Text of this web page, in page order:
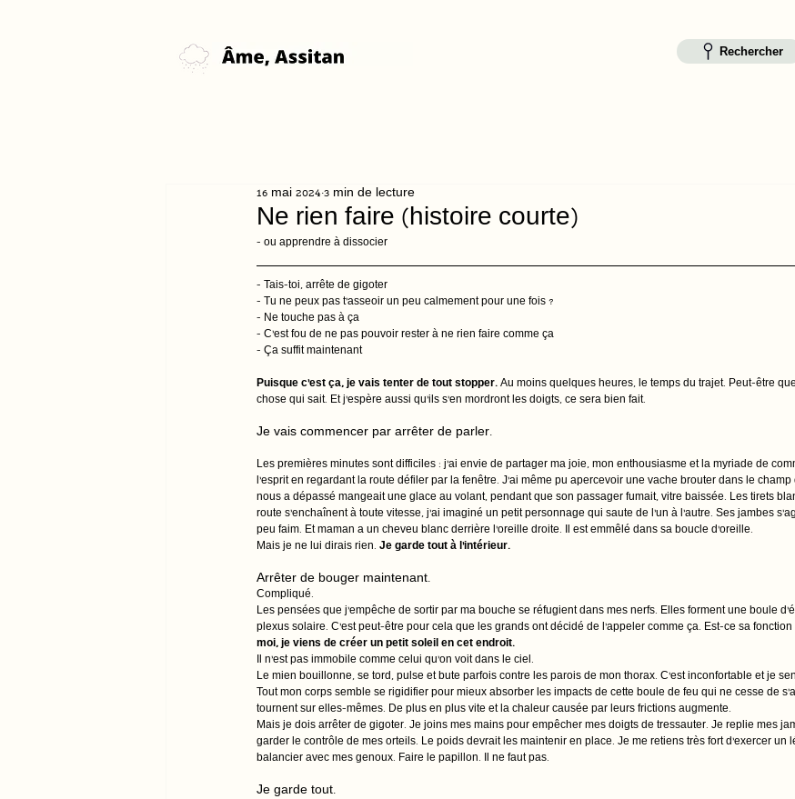
Rechercher
Ne rien faire (histoire courte)
16 mai 2024 3 min de lecture
- ou apprendre à dissocier
- Tais-toi, arrête de gigoter
- Tu ne peux pas t’asseoir un peu calmement pour une fois ?
- Ne touche pas à ça
- C’est fou de ne pas pouvoir rester à ne rien faire comme ça
- Ça suffit maintenant
Puisque c’est ça, je vais tenter de tout stopper. Au moins quelques heures, le temps du trajet. Peut-être
chose qui sait. Et j’espère aussi qu’ils s’en mordront les doigts, ce sera bien fait.
Je vais commencer par arrêter de parler.
Les premières minutes sont difficiles : j’ai envie de partager ma joie, mon enthousiasme et la myriade de
l’esprit en regardant la route défiler par la fenêtre. J’ai même pu apercevoir une vache brouter dans le champ
nous a dépassé mangeait une glace au volant, pendant que son passager fumait, vitre baissée. Les tirets
route s’enchaînent à toute vitesse, j’ai imaginé un petit personnage qui saute de l’un à l’autre. Ses jambes
peu faim. Et maman a un cheveu blanc derrière l’oreille droite. Il est emmêlé dans sa boucle d’oreille.
Mais je ne lui dirais rien. Je garde tout à l’intérieur.
Arrêter de bouger maintenant.
Compliqué.
Les pensées que j’empêche de sortir par ma bouche se réfugient dans mes nerfs. Elles forment une boule
plexus solaire. C’est peut-être pour cela que les grands ont décidé de l’appeler comme ça. Est-ce sa
moi, je viens de créer un petit soleil en cet endroit.
Il n’est pas immobile comme celui qu’on voit dans le ciel.
Le mien bouillonne, se tord, pulse et bute parfois contre les parois de mon thorax. C’est inconfortable et je
Tout mon corps semble se rigidifier pour mieux absorber les impacts de cette boule de feu qui ne cesse de
tournent sur elles-mêmes. De plus en plus vite et la chaleur causée par leurs frictions augmente.
Mais je dois arrêter de gigoter. Je joins mes mains pour empêcher mes doigts de tressauter. Je replie mes
garder le contrôle de mes orteils. Le poids devrait les maintenir en place. Je me retiens très fort d’exercer un
balancier avec mes genoux. Faire le papillon. Il ne faut pas.
Je garde tout.